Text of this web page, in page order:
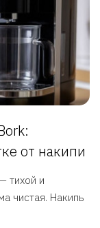
от накипи
тихой и
чистая. Накипь